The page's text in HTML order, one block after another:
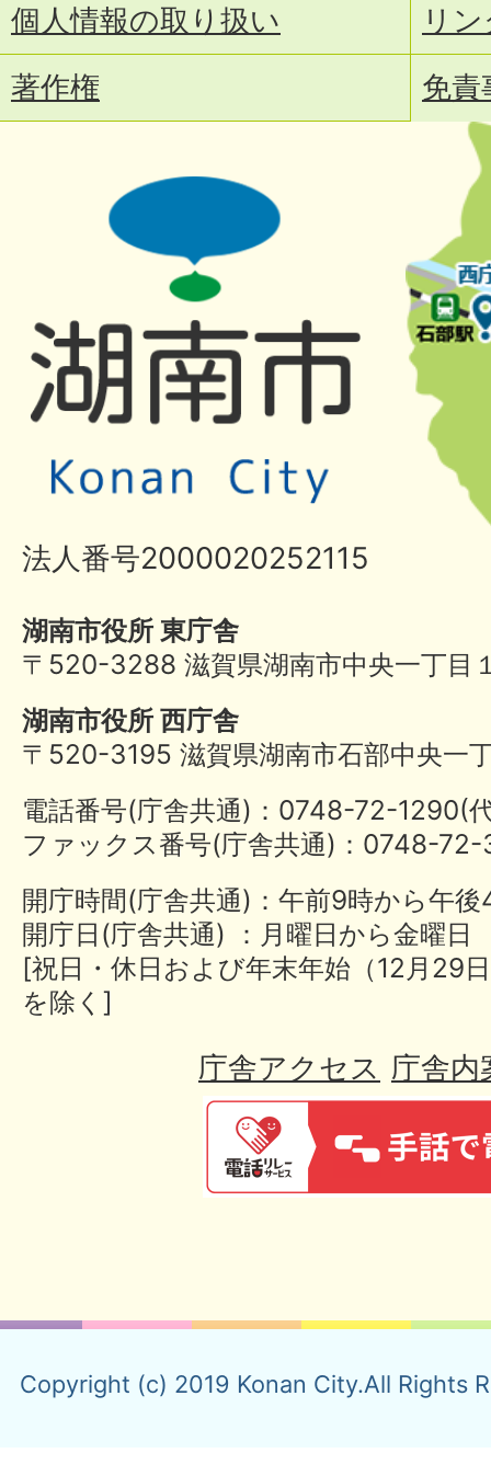
個人情報の取り扱い
リ
著作権
免責
法人番号2000020252115
湖南市役所 東庁舎
〒520-3288 滋賀県湖南市中央一丁目
湖南市役所 西庁舎
〒520-3195 滋賀県湖南市石部中央一
電話番号(庁舎共通)：0748-72-
ファックス番号(庁舎共通)：0748-
開庁時間(庁舎共通)：午前9時から午
開庁日(庁舎共通) ：月曜日から金曜日
[祝日・休日および年末年始（12月29
を除く]
庁舎アクセス 庁舎内
Copyright (c) 2019 Konan City.All Rights